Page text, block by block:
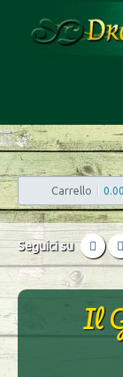
Carrello
Seguici su
Il